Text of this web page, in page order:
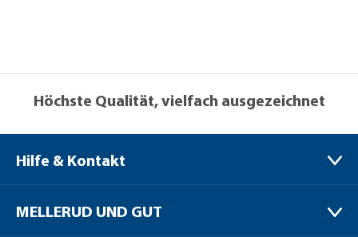
Höchste Qualität, vielfach ausgezeichnet
Hilfe & Kontakt
Bernhard-Röttgen-Waldweg 20
MELLERUD UND GUT